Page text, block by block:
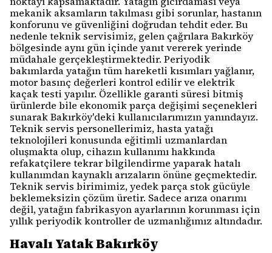
mekanik aksamların takılması gibi sorunlar, hastanın
konforunu ve güvenliğini doğrudan tehdit eder. Bu
nedenle teknik servisimiz, gelen çağrılara Bakırköy
bölgesinde aynı gün içinde yanıt vererek yerinde
müdahale gerçekleştirmektedir. Periyodik
bakımlarda yatağın tüm hareketli kısımları yağlanır,
motor basınç değerleri kontrol edilir ve elektrik
kaçak testi yapılır. Özellikle garanti süresi bitmiş
ürünlerde bile ekonomik parça değişimi seçenekleri
sunarak Bakırköy'deki kullanıcılarımızın yanındayız.
Teknik servis personellerimiz, hasta yatağı
teknolojileri konusunda eğitimli uzmanlardan
oluşmakta olup, cihazın kullanımı hakkında
refakatçilere tekrar bilgilendirme yaparak hatalı
kullanımdan kaynaklı arızaların önüne geçmektedir.
Teknik servis birimimiz, yedek parça stok gücüyle
beklemeksizin çözüm üretir. Sadece arıza onarımı
değil, yatağın fabrikasyon ayarlarının korunması için
yıllık periyodik kontroller de uzmanlığımız altındadır.
Havalı Yatak Bakırköy